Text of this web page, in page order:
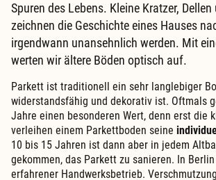
Spuren des Lebens. Kleine Kratzer,
zeichnen die Geschichte eines Hauses
irgendwann unansehnlich werden. Mit
werten wir ältere Böden optisch auf.
Parkett ist traditionell ein sehr langlebiger
widerstandsfähig und dekorativ ist. Oftmals
Jahre einen besonderen Wert, denn erst die
verleihen einem Parkettboden seine
10 bis 15 Jahren ist dann aber in jedem
gekommen, das Parkett zu sanieren. In
erfahrener Handwerksbetrieb.